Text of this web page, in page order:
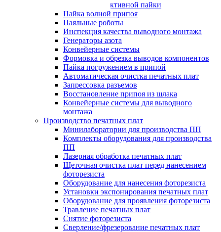
Системы селективной пайки
Пайка волной припоя
Паяльные роботы
Инспекция качества выводного монтажа
Генераторы азота
Конвейерные системы
Формовка и обрезка выводов компонентов
Пайка погружением в припой
Автоматическая очистка печатных плат
Запрессовка разъемов
Восстановление припоя из шлака
Конвейерные системы для выводного
монтажа
Производство печатных плат
Минилаборатории для производства ПП
Комплекты оборудования для производства
ПП
Лазерная обработка печатных плат
Щеточная очистка плат перед нанесением
фоторезиста
Оборудование для нанесения фоторезиста
Установки экспонирования печатных плат
Оборудование для проявления фоторезиста
Травление печатных плат
Снятие фоторезиста
Сверление/фрезерование печатных плат